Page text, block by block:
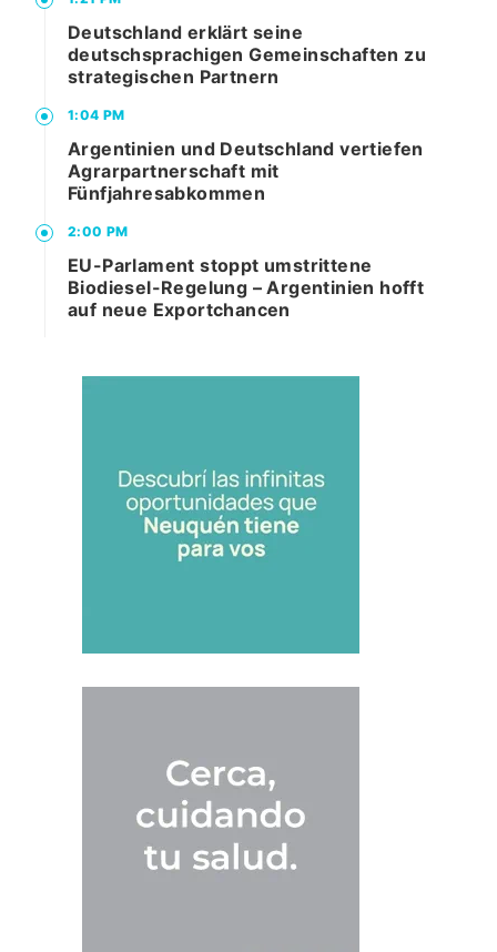
Deutschland erklärt seine
deutschsprachigen Gemeinschaften zu
strategischen Partnern
1:04 PM
Argentinien und Deutschland vertiefen
Agrarpartnerschaft mit
Fünfjahresabkommen
2:00 PM
EU-Parlament stoppt umstrittene
Biodiesel-Regelung – Argentinien hofft
auf neue Exportchancen